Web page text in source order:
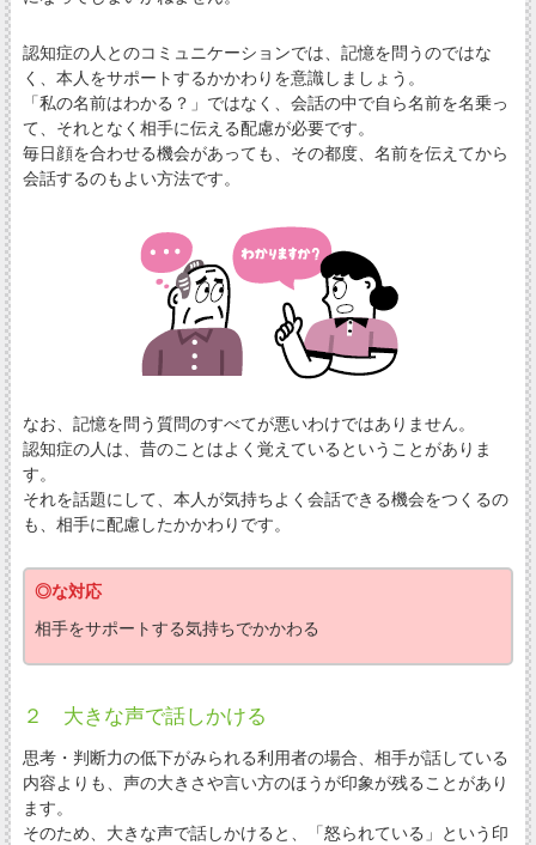
認知症の人とのコミュニケーションでは、記憶を問うのではな
く、本人をサポートするかかわりを意識しましょう。
「私の名前はわかる？」ではなく、会話の中で自ら名前を名乗っ
て、それとなく相手に伝える配慮が必要です。
毎日顔を合わせる機会があっても、その都度、名前を伝えてから
会話するのもよい方法です。
なお、記憶を問う質問のすべてが悪いわけではありません。
認知症の人は、昔のことはよく覚えているということがありま
す。
それを話題にして、本人が気持ちよく会話できる機会をつくるの
も、相手に配慮したかかわりです。
◎な対応
相手をサポートする気持ちでかかわる
２ 大きな声で話しかける
思考・判断力の低下がみられる利用者の場合、相手が話している
内容よりも、声の大きさや言い方のほうが印象が残ることがあり
ます。
そのため、大きな声で話しかけると、「怒られている」という印